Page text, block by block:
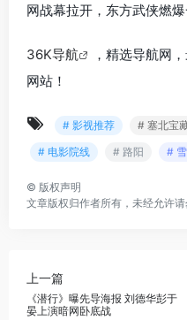
网战幕拉开，东方武侠燃爆
36K导航
，精选导航网
网站！
# 影视推荐 # 塞北宝
# 电影院线
# 路阳 #
© 版权声明
文章版权归作者所有，未经允许请
上一篇
《潜行》曝先导海报 刘德华彭于
晏上演暗网卧底战